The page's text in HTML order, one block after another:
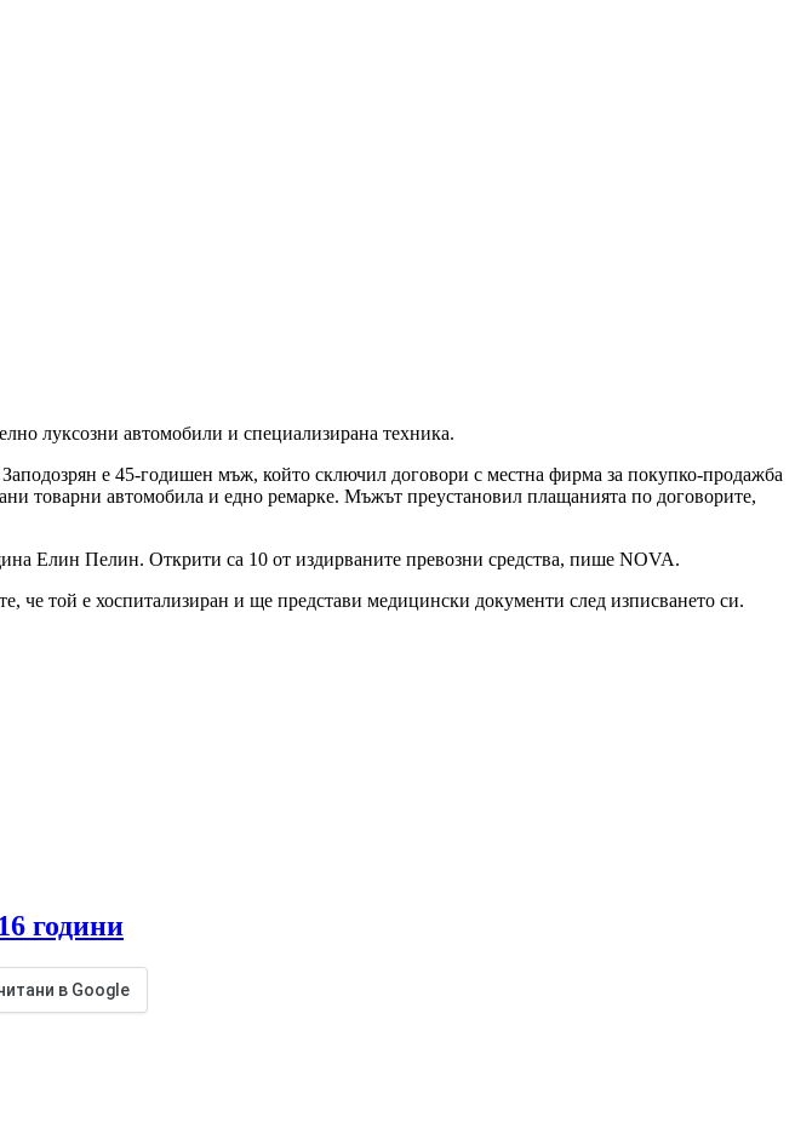
луксозни автомобили и специализирана техника.
е 45-годишен мъж, който сключил договори с местна фирма за покупко-продажба
товарни автомобила и едно ремарке. Мъжът преустановил плащанията по договорите,
Елин Пелин. Открити са 10 от издирваните превозни средства, пише NOVA.
че той е хоспитализиран и ще представи медицински документи след изписването си.
години
в Google